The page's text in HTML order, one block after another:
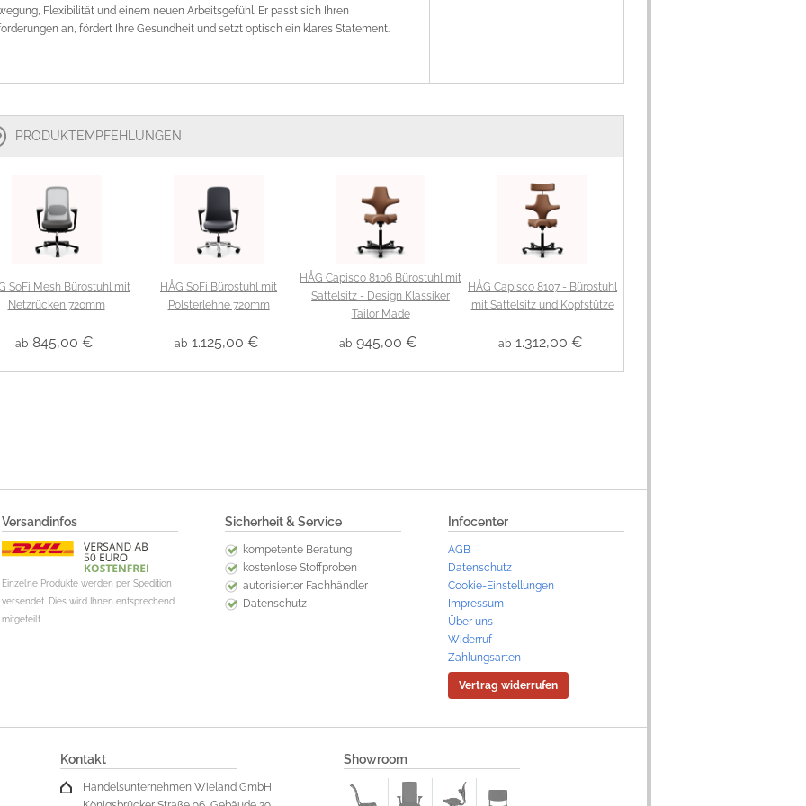
Flexibilität und einem neuen Arbeitsgefühl. Er passt sich Ihren
an, fördert Ihre Gesundheit und setzt optisch ein klares Statement.
PRODUKTEMPFEHLUNGEN
SoFi Mesh Bürostuhl mit
Netzrücken 720mm
HÅG SoFi Bürostuhl mit
Polsterlehne 720mm
HÅG Capisco 8106 Bürostuhl mit
Sattelsitz - Design Klassiker
Tailor Made
HÅG Capisco 8107 - Bürostuhl
mit Sattelsitz und Kopfstütze
ab 845,00 € ab 1.125,00 € ab 945,00 € ab 1.312,00 €
Versandinfos
Einzelne Produkte werden per Spedition
versendet. Dies wird Ihnen entsprechend
mitgeteilt.
Sicherheit & Service
kompetente Beratung
kostenlose Stoffproben
autorisierter Fachhändler
Datenschutz
Infocenter
AGB
Datenschutz
Cookie-Einstellungen
Impressum
Über uns
Widerruf
Zahlungsarten
Vertrag widerrufen
Kontakt
Handelsunternehmen Wieland GmbH
Showroom